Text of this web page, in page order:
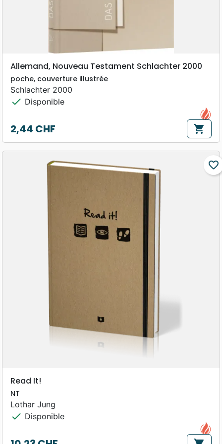
Allemand, Nouveau Testament Schlachter 2000
poche, couverture illustrée
Schlachter 2000
check Disponible
Prix
2,44 CHF shopping_cart
favorite_border
Read It!
NT
Lothar Jung
check Disponible